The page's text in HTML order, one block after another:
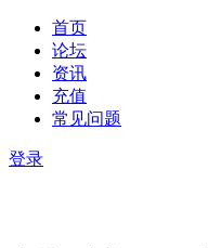
首页
论坛
资讯
充值
常见问题
登录